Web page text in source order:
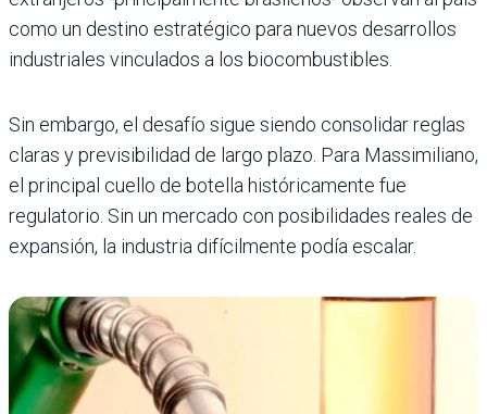
como un destino estratégico para nuevos desarrollos
industriales vinculados a los biocombustibles.
Sin embargo, el desafío sigue siendo consolidar reglas
claras y previsibilidad de largo plazo. Para Massimiliano,
el principal cuello de botella históricamente fue
regulatorio. Sin un mercado con posibilidades reales de
expansión, la industria difícilmente podía escalar.